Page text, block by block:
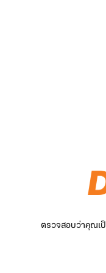
ตรวจสอบว่าคุณเ